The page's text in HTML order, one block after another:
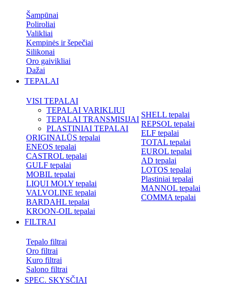
Šampūnai
Poliroliai
Valikliai
Kempinės ir šepečiai
Silikonai
Oro gaivikliai
Dažai
TEPALAI
VISI TEPALAI
TEPALAI VARIKLIUI
TEPALAI TRANSMISIJAI
PLASTINIAI TEPALAI
ORIGINALŪS tepalai
ENEOS tepalai
CASTROL tepalai
GULF tepalai
MOBIL tepalai
LIQUI MOLY tepalai
VALVOLINE tepalai
BARDAHL tepalai
KROON-OIL tepalai
SHELL tepalai
REPSOL tepalai
ELF tepalai
TOTAL tepalai
EUROL tepalai
AD tepalai
LOTOS tepalai
Plastiniai tepalai
MANNOL tepalai
COMMA tepalai
FILTRAI
Tepalo filtrai
Oro filtrai
Kuro filtrai
Salono filtrai
SPEC. SKYSČIAI